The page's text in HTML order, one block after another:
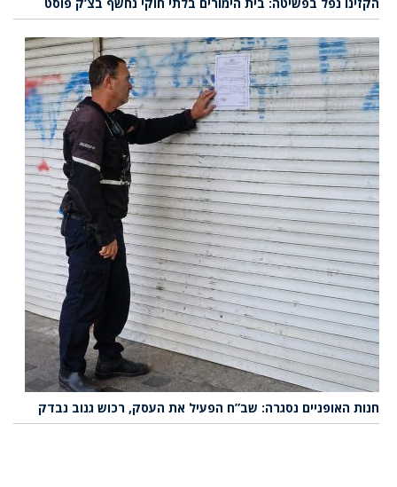
הקזינו נפל בפשיטה: בית הימורים בלתי חוקי נחשף בצ’ק פוסט
חנות האופניים נסגרה: שב”ח הפעיל את העסק, רכוש גנוב נבדק